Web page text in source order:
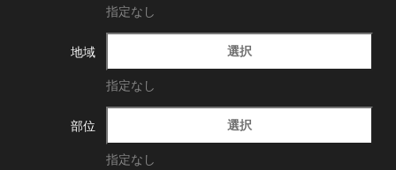
指定なし
地域 選択
指定なし
部位 選択
指定なし